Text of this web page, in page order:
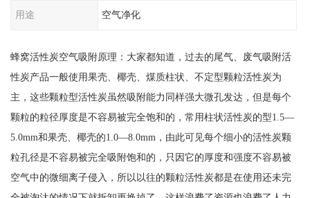
用途 空气净化
蜂窝活性炭空气吸附原理：大家都知道，过去的尾气、废气吸附活
性炭产品一般使用果壳、椰壳、煤质柱状、不定型颗粒活性炭为
主，这些颗粒型活性炭虽然吸附能力同样强大微孔发达，但是每个
颗粒的粒径厚度是不容易被完全饱和的，常用柱状活性炭的型1.5—
5.0mm和果壳、椰壳的1.0—8.0mm，由此可见每个细小的活性炭颗
粒孔径是不容易被完全吸附饱和的，只因它的厚度和强度不容易被
空气中的微细离子侵入，所以以往的颗粒活性炭都是在使用还未完